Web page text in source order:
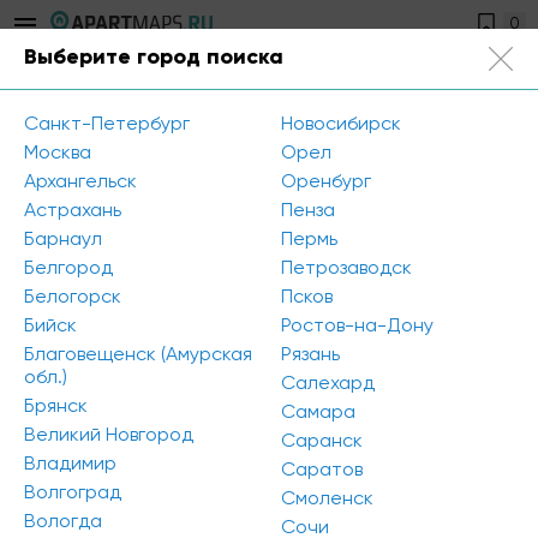
0
Главная/
Аналитика
IPG.Estate: Обзор рынка гостиничной
недвижимости в Санкт-Петербурге по итогам I
полугодия 2022
Предложение
В первом полугодии 2022 прирост номерного фонда
обеспечивался новыми проектами апартаментов. В
сегменте консервативных гостиниц на рынок вышел
всего один проект.
На момент 2022 года общий объем качественного
предложения гостиничной недвижимости находится
на уровне 19 300 номеров.
Выберите город поиска
Санкт-Петербург
Москва
Архангельск
Астрахань
Барнаул
Белгород
Белогорск
Бийск
Благовещенск (Амурская
обл.)
Брянск
Великий Новгород
Владимир
Волгоград
Вологда
Новосибирск
Орел
Оренбург
Пенза
Пермь
Петрозаводск
Псков
Ростов-на-Дону
Рязань
Салехард
Самара
Саранск
Саратов
Смоленск
Сочи